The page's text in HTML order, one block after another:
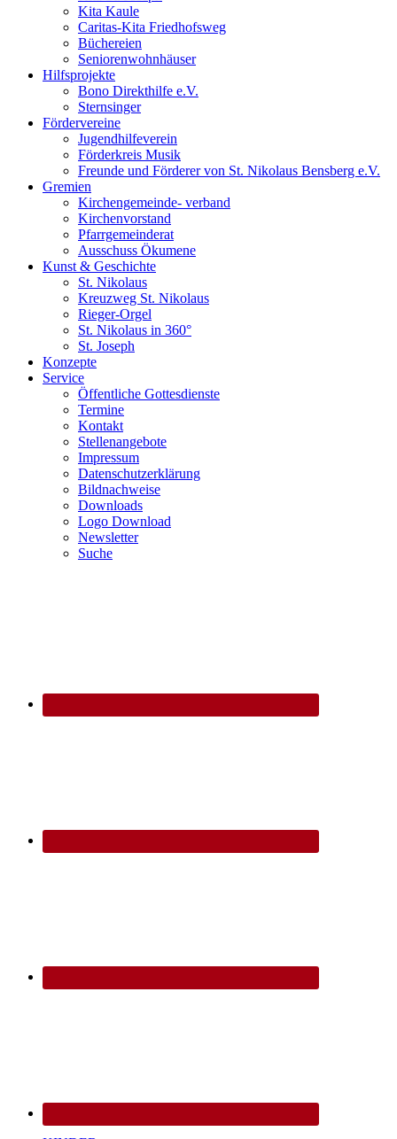
Kita Kaule
Caritas-Kita Friedhofsweg
Büchereien
Seniorenwohnhäuser
Hilfsprojekte
Bono Direkthilfe e.V.
Sternsinger
Fördervereine
Jugendhilfeverein
Förderkreis Musik
Freunde und Förderer von St. Nikolaus Bensberg e.V.
Gremien
Kirchengemeinde- verband
Kirchenvorstand
Pfarrgemeinderat
Ausschuss Ökumene
Kunst & Geschichte
St. Nikolaus
Kreuzweg St. Nikolaus
Rieger-Orgel
St. Nikolaus in 360°
St. Joseph
Konzepte
Service
Öffentliche Gottesdienste
Termine
Kontakt
Stellenangebote
Impressum
Datenschutzerklärung
Bildnachweise
Downloads
Logo Download
Newsletter
Suche